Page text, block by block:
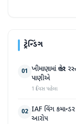
ટ્રેન્ડિંગ
01 ખીમાણામાં જાહેર
પાણીએ
1 દિવસ પહેલા
02 IAF વિંગ કમાન્ડર
આરોપ